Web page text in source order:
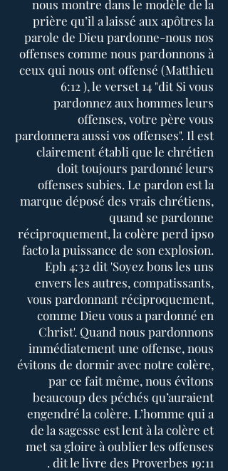
nous montre dans le modèle de la
prière qu’il a laissé aux apôtres la
parole de Dieu pardonne-nous nos
offenses comme nous pardonnons à
ceux qui nous ont offensé (Matthieu
6:12 ), le verset 14 "dit Si vous
pardonnez aux hommes leurs
offenses, votre père vous
pardonnera aussi vos offenses". Il est
clairement établi que le chrétien
doit toujours pardonné leurs
offenses subies. Le pardon est la
marque déposé des vrais chrétiens,
quand se pardonne
réciproquement, la colère perd ipso
facto la puissance de son explosion.
Eph 4:32 dit 'Soyez bons les uns
envers les autres, compatissants,
vous pardonnant réciproquement,
comme Dieu vous a pardonné en
Christ'. Quand nous pardonnons
immédiatement une offense, nous
évitons de dormir avec notre colère,
par ce fait même, nous évitons
beaucoup des péchés qu’auraient
engendré la colère. L’homme qui a
de la sagesse est lent à la colère et
met sa gloire à oublier les offenses
dit le livre des Proverbes 19:11 .